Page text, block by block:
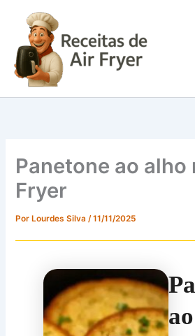
conteúdo
Panetone ao alho
Fryer
Por Lourdes Silva/11/11/2025